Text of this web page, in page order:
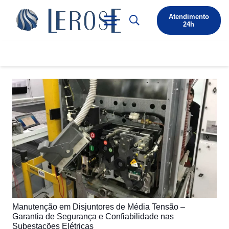
Atendimento
24h
Manutenção em Disjuntores de Média Tensão –
Garantia de Segurança e Confiabilidade nas
Subestações Elétricas